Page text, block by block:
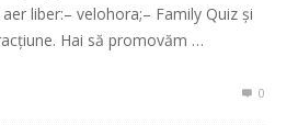
liber:– velohora;– Family Quiz și
Hai să promovăm …
0